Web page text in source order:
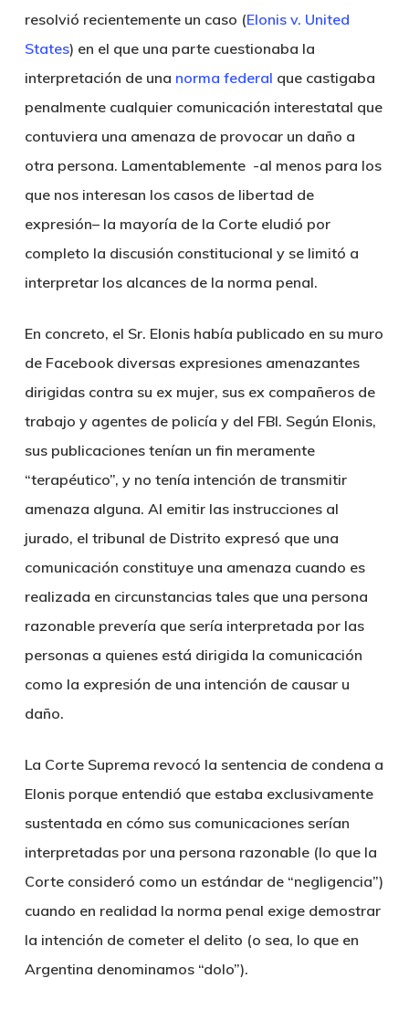
resolvió recientemente un caso (Elonis v. United
States) en el que una parte cuestionaba la
interpretación de una norma federal que castigaba
penalmente cualquier comunicación interestatal que
contuviera una amenaza de provocar un daño a
otra persona. Lamentablemente -al menos para los
que nos interesan los casos de libertad de
expresión– la mayoría de la Corte eludió por
completo la discusión constitucional y se limitó a
interpretar los alcances de la norma penal.
En concreto, el Sr. Elonis había publicado en su muro
de Facebook diversas expresiones amenazantes
dirigidas contra su ex mujer, sus ex compañeros de
trabajo y agentes de policía y del FBI. Según Elonis,
sus publicaciones tenían un fin meramente
“terapéutico”, y no tenía intención de transmitir
amenaza alguna. Al emitir las instrucciones al
jurado, el tribunal de Distrito expresó que una
comunicación constituye una amenaza cuando es
realizada en circunstancias tales que una persona
razonable prevería que sería interpretada por las
personas a quienes está dirigida la comunicación
como la expresión de una intención de causar u
daño.
La Corte Suprema revocó la sentencia de condena a
Elonis porque entendió que estaba exclusivamente
sustentada en cómo sus comunicaciones serían
interpretadas por una persona razonable (lo que la
Corte consideró como un estándar de “negligencia”)
cuando en realidad la norma penal exige demostrar
la intención de cometer el delito (o sea, lo que en
Argentina denominamos “dolo”).